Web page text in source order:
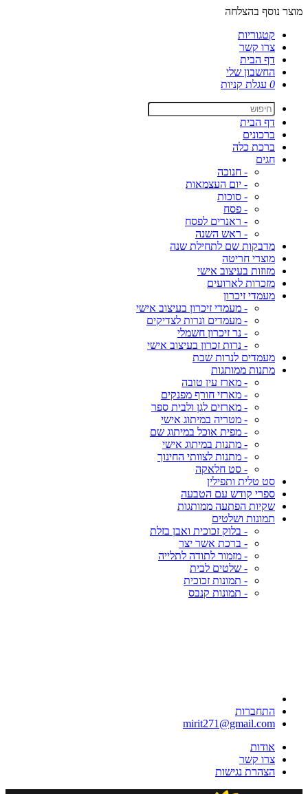
מוצר נוסף בהצלחה
קטגוריות
צרו קשר
דף הבית
החשבון שלי
0 עגלת קניות
דף הבית
ברכונים
ברכת כלה
חגים
- חנוכה
- יום העצמאות
- סוכות
- פסח
- ראנרים לפסח
- ראש השנה
מדבקות שם לתחילת שנה
מוצרי חריטה
מזוזות בעיצוב אישי
מזכרות לארועים
מעמדי זיכרון
- מעמדי זיכרון בעיצוב אישי
- מעמדים ונרות לצדיקים
- נר זיכרון חשמלי
- נרות זכרון בעיצוב אישי
מעמדים לנרות שבת
מתנות ממותגות
- מארז עין טובה
- מארזי חורף מפנקים
- מארזים לגן ולבית ספר
- מטריה במיתוג אישי
- מפית אוכל במיתוג שם
- מתנות במיתוג אישי
- מתנות לצוותי החינוך
- סט חלאקה
סט טלית ותפילין
ספרי קודש עם הטבעה
שקיות הפתעה ממותגות
תמונות ושלטים
- בלוק זכוכית ואבן בזלת
- ברכת אשר יצר
- מזמור לתודה לתלייה
- שלטים לבית
- תמונות זכוכית
- תמונות קנבס
התחברות
mirit271@gmail.com
אודות
צרו קשר
הצהרת נגישות